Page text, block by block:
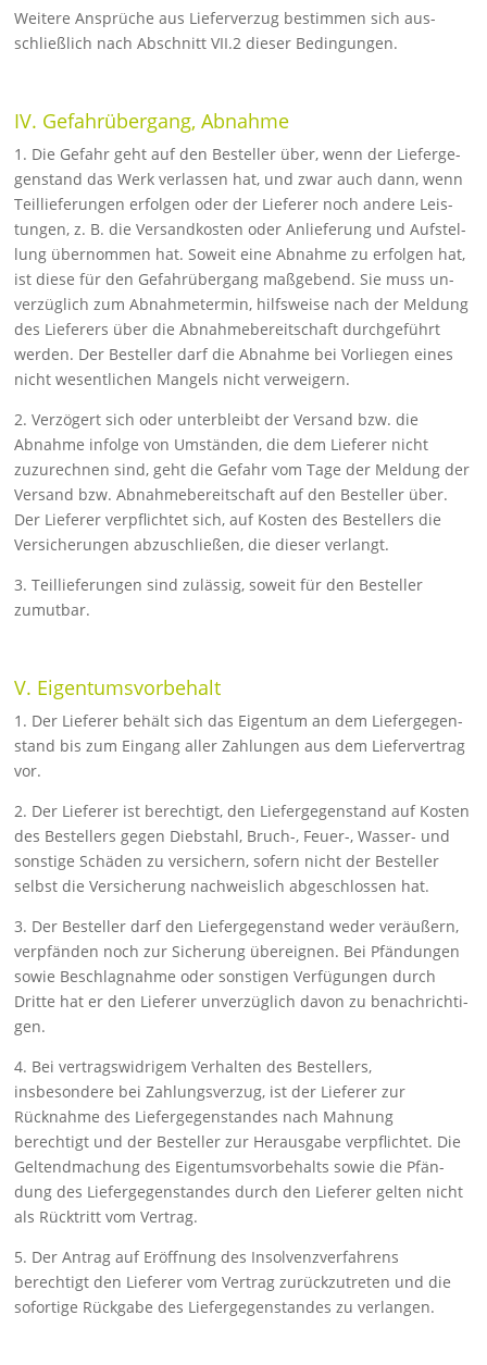
Weitere Ansprüche aus Lieferverzug bestimmen sich aus­
schließ­lich nach Abschnitt VII.2 dieser Bedingungen.
IV. Gefahrübergang, Abnahme
1. Die Gefahr geht auf den Besteller über, wenn der Lieferge­
gens­tand das Werk verlassen hat, und zwar auch dann, wenn
Teilliefe­rungen erfolgen oder der Lieferer noch andere Leis­
tungen, z. B. die Versand­kosten oder Anlieferung und Aufstel­
lung übernommen hat. Soweit eine Abnahme zu erfolgen hat,
ist diese für den Ge­fahrübergang maßge­bend. Sie muss un­
verzüglich zum Abnah­metermin, hilfsweise nach der Meldung
des Lieferers über die Ab­nahmebereitschaft durchgeführt
wer­den. Der Besteller darf die Abnahme bei Vorliegen eines
nicht we­sentlichen Mangels nicht verweigern.
2. Verzögert sich oder unterbleibt der Versand bzw. die
Abnahme infolge von Umständen, die dem Lieferer nicht
zuzurechnen sind, geht die Gefahr vom Tage der Meldung der
Versand bzw. Abnah­mebereit­schaft auf den Besteller über.
Der Lieferer ver­pflichtet sich, auf Kosten des Bestellers die
Versicherungen abzuschließen, die dieser verlangt.
3. Teillieferungen sind zulässig, soweit für den Besteller
zumut­bar.
V. Eigentumsvorbehalt
1. Der Lieferer behält sich das Eigentum an dem Liefergegen­
stand bis zum Eingang aller Zahlungen aus dem Liefervertrag
vor.
2. Der Lieferer ist berechtigt, den Liefergegenstand auf Kosten
des Be­stellers gegen Diebstahl, Bruch-, Feuer-, Wasser- und
sonstige Schä­den zu versichern, sofern nicht der Besteller
selbst die Versi­cherung nachweislich abgeschlossen hat.
3. Der Besteller darf den Liefergegenstand weder veräußern,
ver­pfänden noch zur Sicherung übereignen. Bei Pfändungen
sowie Beschlag­nahme oder sonstigen Verfügungen durch
Dritte hat er den Lieferer un­verzüglich davon zu benachrichti­
gen.
4. Bei vertragswidrigem Verhalten des Bestellers,
insbesondere bei Zah­lungsverzug, ist der Lieferer zur
Rücknahme des Lie­ferge­genstandes nach Mahnung
berechtigt und der Besteller zur Her­ausgabe verpflich­tet. Die
Geltendmachung des Eigen­tumsvorbe­halts sowie die Pfän­
dung des Liefergegenstandes durch den Liefe­rer gelten nicht
als Rücktritt vom Vertrag.
5. Der Antrag auf Eröffnung des Insolvenzverfahrens
berechtigt den Lieferer vom Vertrag zurückzutreten und die
sofortige Rückgabe des Liefergegenstandes zu verlangen.